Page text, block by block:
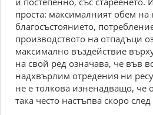
проста: максималният обем на
благосъстоянието,
производството на отпадъци
максимално въздействие
на свой ред означава, че във
надхвърлим отредения ни
не е толкова изненадващо, че
така често настъпва скоро